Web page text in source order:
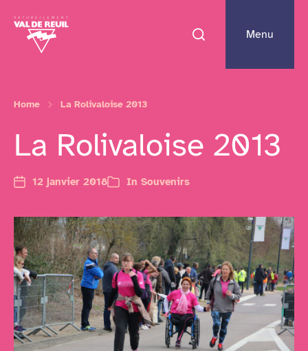
Menu
Home La Rolivaloise 2013
La Rolivaloise 2013
12 janvier 2018 In Souvenirs